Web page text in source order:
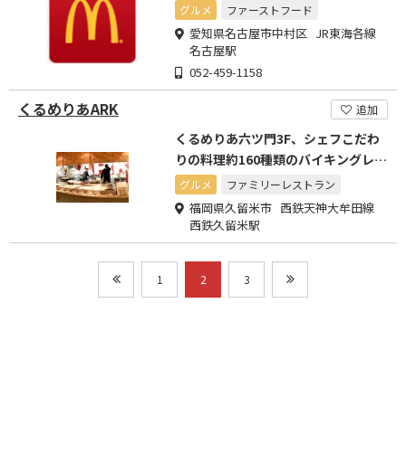
グルメ ファーストフード
愛知県名古屋市中村区 JR東海各線
名古屋駅
052-459-1158
くるめりあARK 追加
くるめりあ六ツ門3F、シェフこだわ
りの料理約160種類のバイキングレス
トランです。
グルメ ファミリーレストラン
福岡県久留米市 西鉄天神大牟田線
西鉄久留米駅
1 2 3